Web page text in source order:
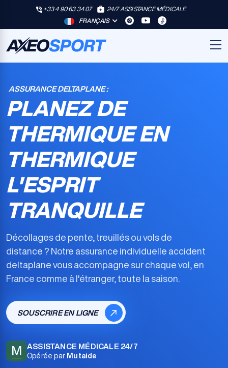
+33 4 90 63 34 07
24/7 ASSISTANCE MÉDICALE
FRANÇAIS
ASSURANCE DELTAPLANE :
PLANEZ DE
THERMIQUE EN
THERMIQUE
L'ESPRIT
TRANQUILLE
Décollages de pente, treuillés ou vols de
distance ? Notre assurance individuelle accident
deltaplane vous accompagne sur chaque vol, en
France comme à l'étranger, toute la saison.
SOUSCRIRE EN LIGNE
M ASSISTANCE MÉDICALE 24/7
Opérée par Mutaide